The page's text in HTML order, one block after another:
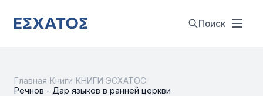
Поиск
Главная Книги КНИГИ ЭСХАТОС
Речнов - Дар языков в ранней церкви